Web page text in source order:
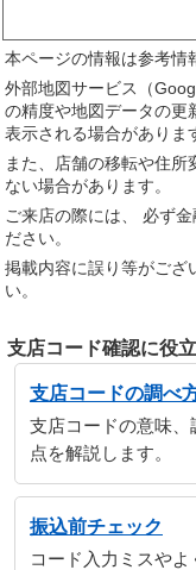
本ページの情報は参考情
外部地図サービス（
の精度や地図データの更
表示される場合がありま
また、店舗の移転や住
ない場合があります。
ご来店の際には、 必ず
ださい。
掲載内容に誤り等がござ
い。
支店コード確認に役
支店コードの調べ
支店コードの意味
点を解説します。
振込前チェック
コード入力ミスや